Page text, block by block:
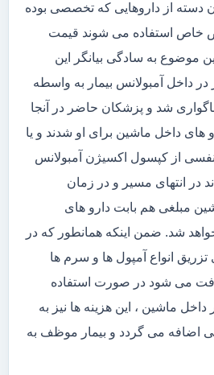
دسته از داروهایی که تخصصی بوده
خاص استفاده می شوند قیمت
موضوع به سادگی بیانگر این
داخل آمبولانس بیمار به واسطه
شد و پزشکان حاضر در آنجا
های داخل ماشین برای او شدند و یا
از کپسول اکسیژن آمبولانس
در انتهای مسیر و در زمان
مبلغی هم بابت دارو های
شد. ضمن اینکه همانطور که در
تزریق انواع آمپول ها و سرم ها
می شود در صورت استفاده
ماشین ، این هزینه ها نیز به
اضافه می گردد و بیمار موظف به